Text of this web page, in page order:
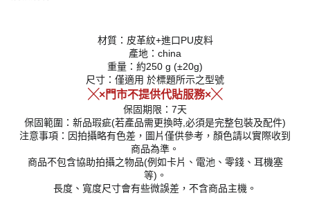
材質：皮革紋+進口PU皮料
產地：china
重量：約250 g (±20g)
尺寸：僅適用 於標題所示之型號
╳×門市不提供代貼服務×╳
保固期限：7天
保固範圍：新品瑕疵(若產品需更換時,必須是完整包裝及配件)
注意事項：因拍攝略有色差，圖片僅供參考，顏色請以實際收到
商品為準。
商品不包含協助拍攝之物品(例如卡片、電池、零錢、耳機塞
等)。
長度、寬度尺寸會有些微誤差，不含商品主機。